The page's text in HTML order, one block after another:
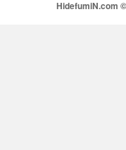
HidefumiN.com